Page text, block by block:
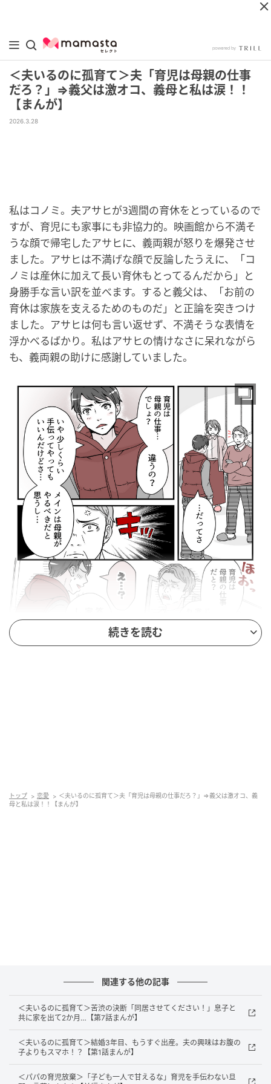
＜夫いるのに孤育て＞夫「育児は母親の仕事
だろ？」⇒義父は激オコ、義母と私は涙！！
【まんが】
2026.3.28
私はコノミ。夫アサヒが3週間の育休をとっているので
すが、育児にも家事にも非協力的。映画館から不満そ
うな顔で帰宅したアサヒに、義両親が怒りを爆発させ
ました。アサヒは不満げな顔で反論したうえに、「コ
ノミは産休に加えて長い育休もとってるんだから」と
身勝手な言い訳を並べます。すると義父は、「お前の
育休は家族を支えるためのものだ」と正論を突きつけ
ました。アサヒは何も言い返せず、不満そうな表情を
浮かべるばかり。私はアサヒの情けなさに呆れながら
も、義両親の助けに感謝していました。
義父に叱責されたものの、アサヒは不満そうに俯いた
続きを読む
トップ 恋愛
＜夫いるのに孤育て＞夫「育児は母親の仕事だろ？」⇒義父は激オコ、義
母と私は涙！！【まんが】
関連する他の記事
＜夫いるのに孤育て＞苦渋の決断「同居させてください！」息子と
共に家を出て2か月…【第7話まんが】
＜夫いるのに孤育て＞結婚3年目、もうすぐ出産。夫の興味はお腹の
子よりもスマホ！？【第1話まんが】
＜パパの育児放棄＞「子ども一人で甘えるな」育児を手伝わない旦